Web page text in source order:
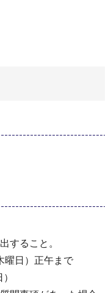
すること。
曜日）正午まで